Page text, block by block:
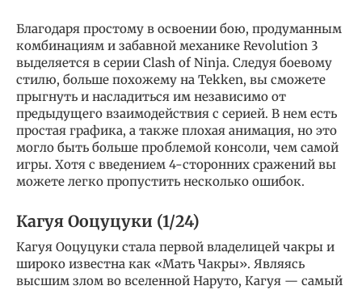
Благодаря простому в освоении бою, продуманным
комбинациям и забавной механике Revolution 3
выделяется в серии Clash of Ninja. Следуя боевому
стилю, больше похожему на Tekken, вы сможете
прыгнуть и насладиться им независимо от
предыдущего взаимодействия с серией. В нем есть
простая графика, а также плохая анимация, но это
могло быть больше проблемой консоли, чем самой
игры. Хотя с введением 4-сторонних сражений вы
можете легко пропустить несколько ошибок.
Кагуя Ооцуцуки (1/24)
Кагуя Ооцуцуки стала первой владелицей чакры и
широко известна как «Мать Чакры». Являясь
высшим злом во вселенной Наруто, Кагуя — самый